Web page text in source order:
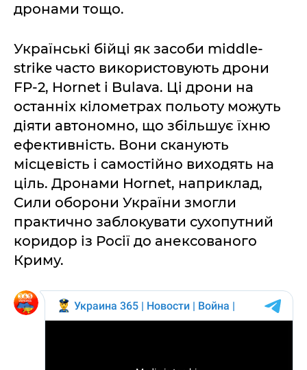
дронами тощо.
Українські бійці як засоби middle-
strike часто використовують дрони
FP-2, Hornet і Bulava. Ці дрони на
останніх кілометрах польоту можуть
діяти автономно, що збільшує їхню
ефективність. Вони сканують
місцевість і самостійно виходять на
ціль. Дронами Hornet, наприклад,
Сили оборони України змогли
практично заблокувати сухопутний
коридор із Росії до анексованого
Криму.